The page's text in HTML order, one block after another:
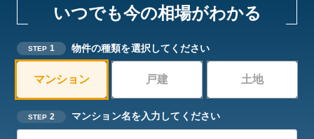
いつでも今の相場がわかる
STEP 1 物件の種類を選択してください
マンション 戸建 土地
STEP 2 マンション名を入力してください